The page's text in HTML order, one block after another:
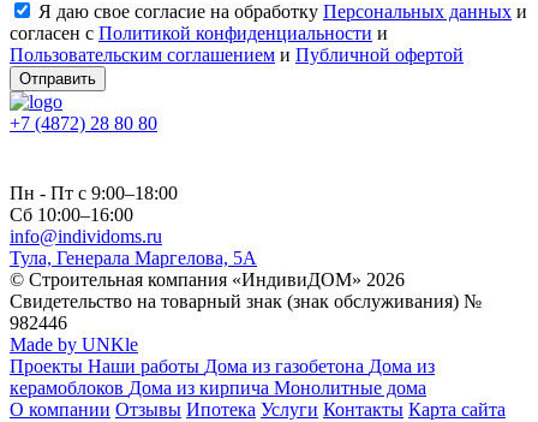
Я даю свое согласие на обработку Персональных данных и
согласен с Политикой конфиденциальности и
Пользовательским соглашением и Публичной офертой
Отправить
+7 (4872) 28 80 80
Пн - Пт с 9:00–18:00
Сб 10:00–16:00
info@individoms.ru
Тула, Генерала Маргелова, 5А
© Строительная компания «ИндивиДОМ» 2026
Свидетельство на товарный знак (знак обслуживания) №
982446
Made by UNKle
Проекты Наши работы Дома из газобетона Дома из
керамоблоков Дома из кирпича Монолитные дома
О компании Отзывы Ипотека Услуги Контакты Карта сайта